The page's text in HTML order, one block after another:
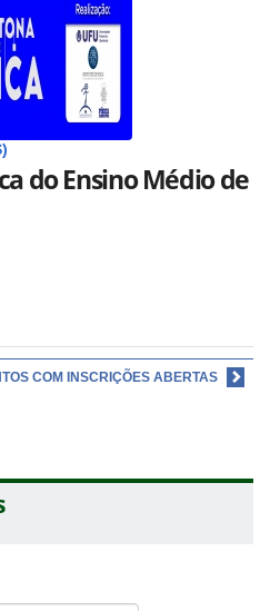
do Ensino Médio de
COM INSCRIÇÕES ABERTAS